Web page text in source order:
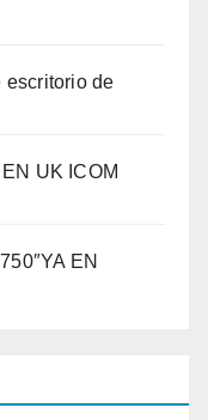
escritorio de
UK ICOM
EN